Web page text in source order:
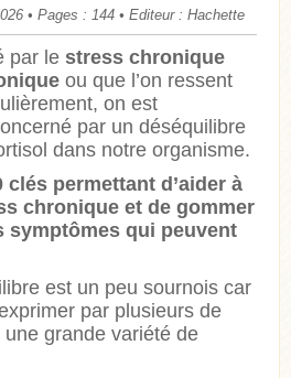
• Pages : 144 • Editeur : Hachette
par le stress chronique
ou que l’on ressent
on est
par un déséquilibre
dans notre organisme.
clés permettant d’aider à
chronique et de gommer
symptômes qui peuvent
est un peu sournois car
par plusieurs de
grande variété de